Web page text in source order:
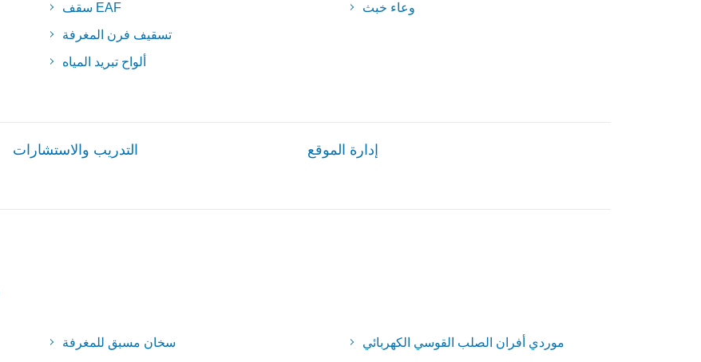
سقف EAF
تسقيف فرن المغرفة
ألواح تبريد المياه
وعاء خبث
التدريب والاستشارات إدارة الموقع
سخان مسبق للمغرفة
موردي أفران الصلب القوسي الكهربائي